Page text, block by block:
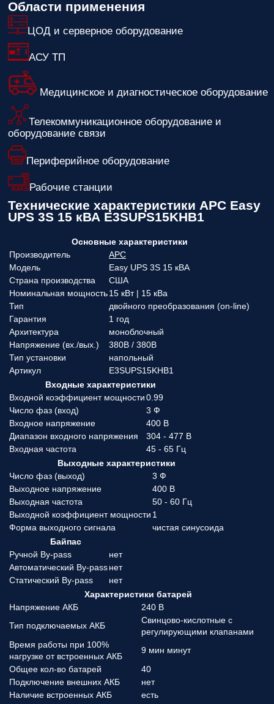
Области применения
ЦОД и серверное оборудование
АСУ ТП
Медицинское и диагностическое оборудование
Телекоммуникационное оборудование и
оборудование связи
Периферийное оборудование
Рабочие станции
Технические характеристики APC Easy
UPS 3S 15 кВА E3SUPS15KHB1
Основные характеристики
Производитель
APC
Модель
Easy UPS 3S 15 кВА
Страна производства
США
Номинальная мощность15 кВт | 15 кВа
Тип
двойного преобразования (on-line)
Гарантия
1 год
Архитектура
моноблочный
Напряжение (вx./вых.)
380В / 380В
Тип установки
напольный
Артикул
E3SUPS15KHB1
Входные характеристики
Входной коэффициент мощности0.99
Число фаз (вход)
3 Ф
Входное напряжение
400 В
Диапазон входного напряжения
304 - 477 В
Входная частота
45 - 65 Гц
Выходные характеристики
Число фаз (выход)
3 Ф
Выходное напряжение
400 В
Выходная частота
50 - 60 Гц
Выходной коэффициент мощности 1
Форма выходного сигнала
чистая синусоида
Байпас
Ручной By-pass
нет
Автоматический By-passнет
Статический By-pass
нет
Характеристики батарей
Напряжение АКБ
240 В
Тип подключаемых АКБ
Свинцово-кислотные с
регулирующими клапанами
Время работы при 100%
нагрузке от встроенных АКБ
9 мин минут
Общее кол-во батарей
40
Подключение внешних АКБ
нет
Наличие встроенных АКБ
есть